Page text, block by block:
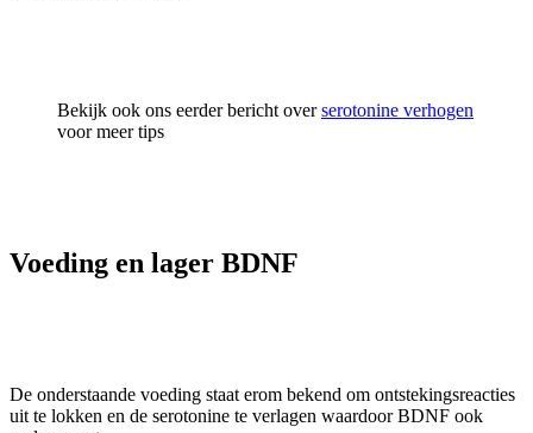
Bekijk ook ons eerder bericht overserotonine verhogen
voor meer tips
Voeding en lager BDNF
De onderstaande voeding staat erom bekend om ontstekingsreacties
uit te lokken en de serotonine te verlagen waardoor BDNF ook